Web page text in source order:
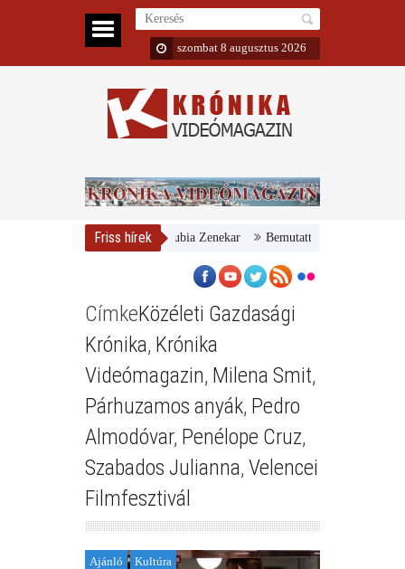
szombat 8 augusztus 2026
Friss hírek
Nemzeti Galéria és a Danubia Zenekar Bemutatta 2024/25-ös évadát a
CímkeKözéleti Gazdasági
Krónika, Krónika
Videómagazin, Milena Smit,
Párhuzamos anyák, Pedro
Almodóvar, Penélope Cruz,
Szabados Julianna, Velencei
Filmfesztivál
Ajánló Kultúra